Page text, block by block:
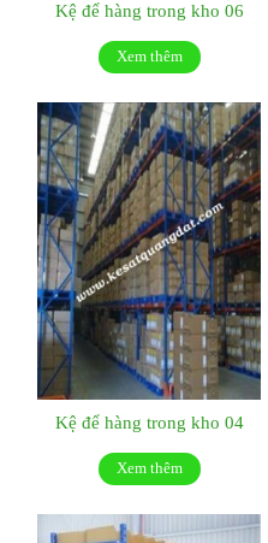
Kệ để hàng trong kho 06
Xem thêm
Kệ để hàng trong kho 04
Xem thêm